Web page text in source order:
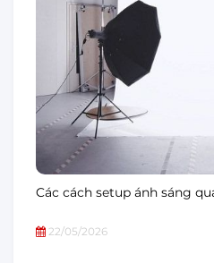
Các cách setup ánh sáng
22/05/2026